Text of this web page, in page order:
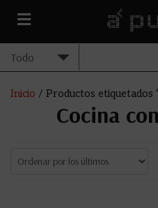
Inicio / Productos etiquetados
Cocina